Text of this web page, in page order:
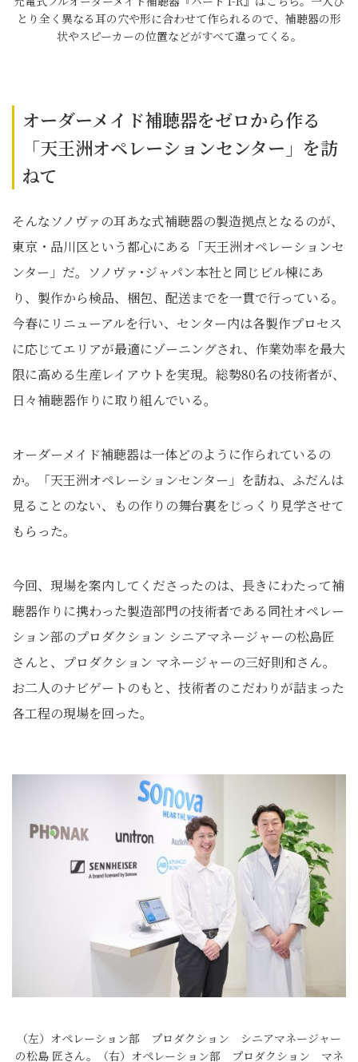
とり全く異なる耳の穴や形に合わせて作られるので、補聴器の形
状やスピーカーの位置などがすべて違ってくる。
オーダーメイド補聴器をゼロから作る
「天王洲オペレーションセンター」を訪
ねて
そんなソノヴァの耳あな式補聴器の製造拠点となるのが、
東京・品川区という都心にある「天王洲オペレーションセ
ンター」だ。ソノヴァ･ジャパン本社と同じビル棟にあ
り、製作から検品、梱包、配送までを一貫で行っている。
今春にリニューアルを行い、センター内は各製作プロセス
に応じてエリアが最適にゾーニングされ、作業効率を最大
限に高める生産レイアウトを実現。総勢80名の技術者が、
日々補聴器作りに取り組んでいる。
オーダーメイド補聴器は一体どのように作られているの
か。「天王洲オペレーションセンター」を訪ね、ふだんは
見ることのない、もの作りの舞台裏をじっくり見学させて
もらった。
今回、現場を案内してくださったのは、長きにわたって補
聴器作りに携わった製造部門の技術者である同社オペレー
ション部のプロダクション シニアマネージャーの松島匠
さんと、プロダクション マネージャーの三好則和さん。
お二人のナビゲートのもと、技術者のこだわりが詰まった
各工程の現場を回った。
（左）オペレーション部 プロダクション シニアマネージャー
の松島 匠さん。（右）オペレーション部 プロダクション マネ